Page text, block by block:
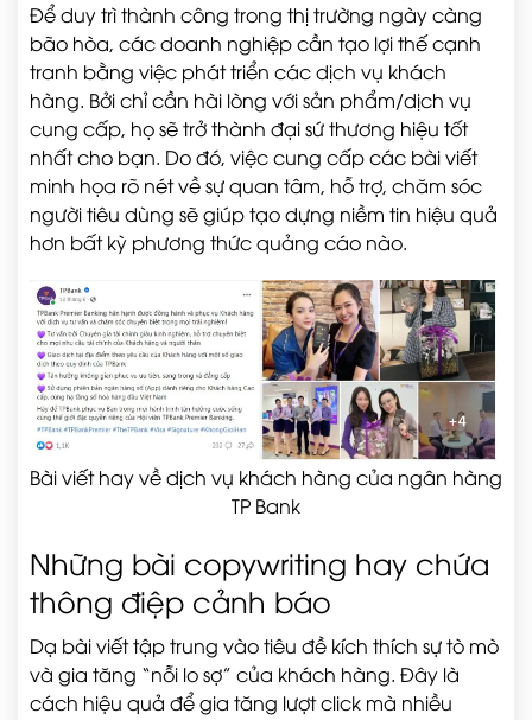
Để duy trì thành công trong thị trường ngày càng
bão hòa, các doanh nghiệp cần tạo lợi thế cạnh
tranh bằng việc phát triển các dịch vụ khách
hàng. Bởi chỉ cần hài lòng với sản phẩm/dịch vụ
cung cấp, họ sẽ trở thành đại sứ thương hiệu tốt
nhất cho bạn. Do đó, việc cung cấp các bài viết
minh họa rõ nét về sự quan tâm, hỗ trợ, chăm sóc
người tiêu dùng sẽ giúp tạo dựng niềm tin hiệu quả
hơn bất kỳ phương thức quảng cáo nào.
Bài viết hay về dịch vụ khách hàng của ngân hàng
TP Bank
Những bài copywriting hay chứa
thông điệp cảnh báo
Dạ bài viết tập trung vào tiêu đề kích thích sự tò mò
và gia tăng “nỗi lo sợ” của khách hàng. Đây là
cách hiệu quả để gia tăng lượt click mà nhiều